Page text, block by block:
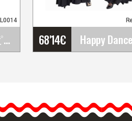
手作りフラメンコピアス 68'14€
－ト. Ref.